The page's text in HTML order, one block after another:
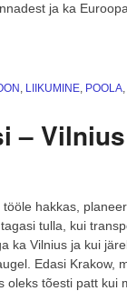
ja ka
, LIIKUMINE, POOLA,
– Vilnius
hakkas,
tulla, kui
ka Vilnius ja kui
Edasi Krakow,
oleks tõesti patt kui